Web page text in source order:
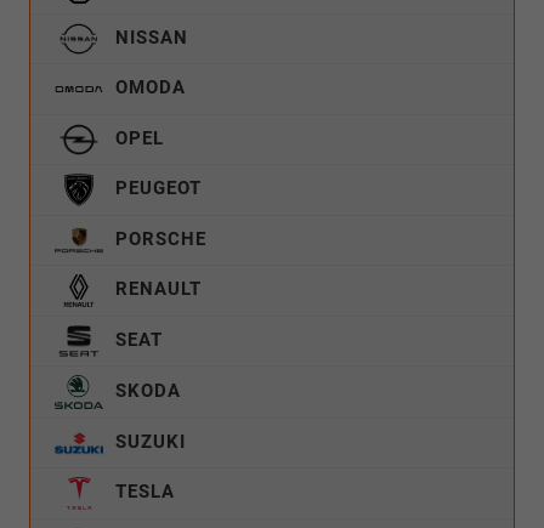
NISSAN
OMODA
OPEL
PEUGEOT
PORSCHE
RENAULT
SEAT
SKODA
SUZUKI
TESLA